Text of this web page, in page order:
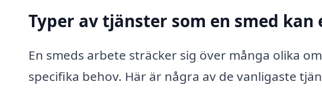
Typer av tjänster som en smed kan
En smeds arbete sträcker sig över många olika
specifika behov. Här är några av de vanligaste